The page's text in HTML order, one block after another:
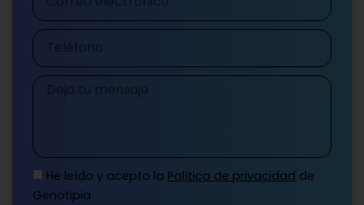
electrónico
Teléfono
Mensaje
He leído y acepto la Política de privacidad de
Genotipia